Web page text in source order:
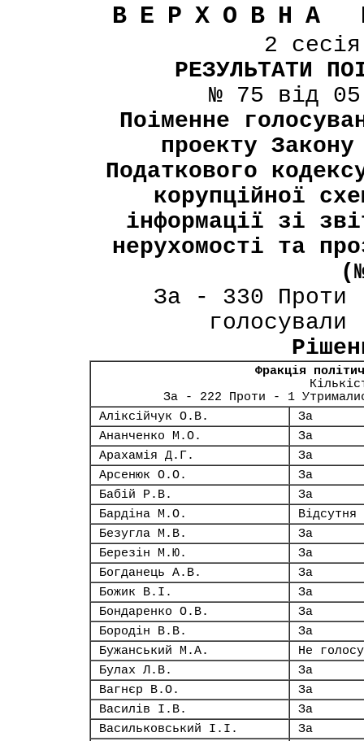
ВЕРХОВНА
2
РЕЗУЛЬТАТИ
№ 75 від
Поіменне
проекту
Податкового
корупційної
інформації зі
нерухомості та
За - 330 Проти
Фракція
За - 222 Проти - 1
Аліксійчук О.В.
За
Ананченко М.О.
За
Арахамія Д.Г.
За
Арсенюк О.О.
За
Бабій Р.В.
За
Бардіна М.О.
Відсутня
Безугла М.В.
За
Березін М.Ю.
За
Богданець А.В.
За
Божик В.І.
За
Бондаренко О.В.
За
Бородін В.В.
За
Бужанський М.А.
Не
Булах Л.В.
За
Вагнєр В.О.
За
Василів І.В.
За
Васильковський І.І.
За